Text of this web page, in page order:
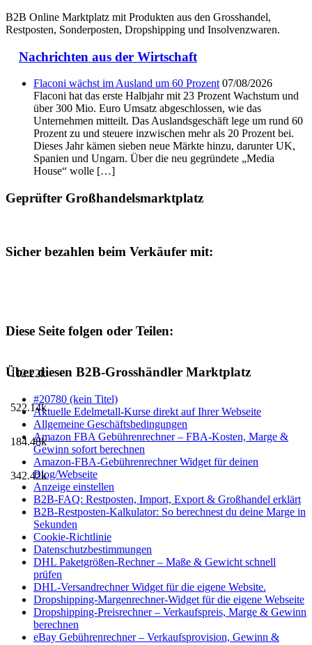
B2B Online Marktplatz mit Produkten aus den Grosshandel,
Restposten, Sonderposten, Dropshipping und Insolvenzwaren.
Nachrichten aus der Wirtschaft
Flaconi wächst im Ausland um 60 Prozent 07/08/2026
Flaconi hat das erste Halbjahr mit 23 Prozent Wachstum und
über 300 Mio. Euro Umsatz abgeschlossen, wie das
Unternehmen mitteilt. Das Auslandsgeschäft lege um rund 60
Prozent zu und steuere inzwischen mehr als 20 Prozent bei.
Dieses Jahr kämen sieben neue Märkte hinzu, darunter UK,
Spanien und Ungarn. Über die neu gegründete „Media
House“ wolle […]
Geprüfter Großhandelsmarktplatz
Sicher bezahlen beim Verkäufer mit:
Diese Seite folgen oder Teilen:
112.22k
522.14k
184.48k
342.42k
Über diesen B2B-Grosshändler Marktplatz
#20780 (kein Titel)
Aktuelle Edelmetall-Kurse direkt auf Ihrer Webseite
Allgemeine Geschäftsbedingungen
Amazon FBA Gebührenrechner – FBA-Kosten, Marge &
Gewinn sofort berechnen
Amazon-FBA-Gebührenrechner Widget für deinen
Blog/Webseite
Anzeige einstellen
B2B-FAQ: Restposten, Import, Export & Großhandel erklärt
B2B-Restposten-Kalkulator: So berechnest du deine Marge in
Sekunden
Cookie-Richtlinie
Datenschutzbestimmungen
DHL Paketgrößen-Rechner – Maße & Gewicht schnell
prüfen
DHL-Versandrechner Widget für die eigene Website.
Dropshipping-Margenrechner-Widget für die eigene Webseite
Dropshipping-Preisrechner – Verkaufspreis, Marge & Gewinn
berechnen
eBay Gebührenrechner – Verkaufsprovision, Gewinn &